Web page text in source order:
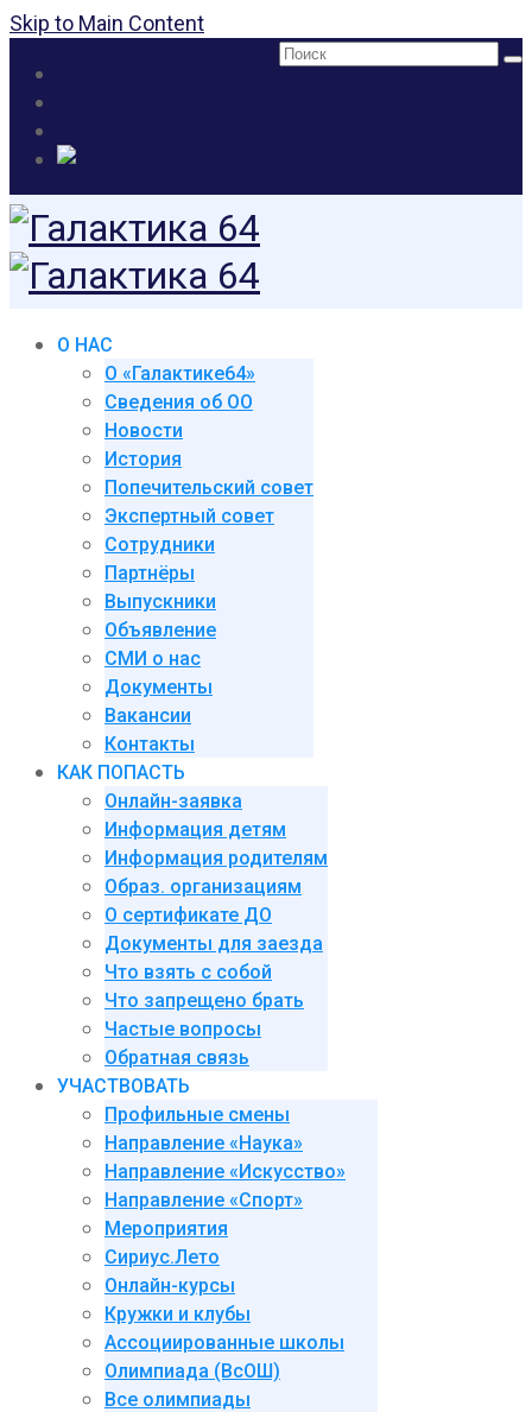
Skip to Main Content
Поиск:
О НАС
О «Галактике64»
Сведения об ОО
Новости
История
Попечительский совет
Экспертный совет
Сотрудники
Партнёры
Выпускники
Объявление
СМИ о нас
Документы
Вакансии
Контакты
КАК ПОПАСТЬ
Онлайн-заявка
Информация детям
Информация родителям
Образ. организациям
О сертификате ДО
Документы для заезда
Что взять с собой
Что запрещено брать
Частые вопросы
Обратная связь
УЧАСТВОВАТЬ
Профильные смены
Направление «Наука»
Направление «Искусство»
Направление «Спорт»
Мероприятия
Сириус.Лето
Онлайн-курсы
Кружки и клубы
Ассоциированные школы
Олимпиада (ВсОШ)
Все олимпиады